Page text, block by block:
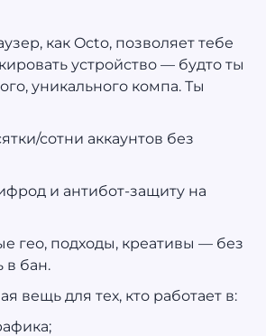
как Octo, позволяет тебе
устройство — будто ты
уникального компа. Ты
сотни аккаунтов без
и антибот-защиту на
гео, подходы, креативы — без
в бан.
вещь для тех, кто работает в: